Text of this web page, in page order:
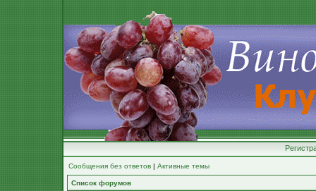
Сообщения без ответов | Активные темы
Список форумов